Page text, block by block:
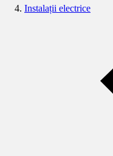
Instalații electrice